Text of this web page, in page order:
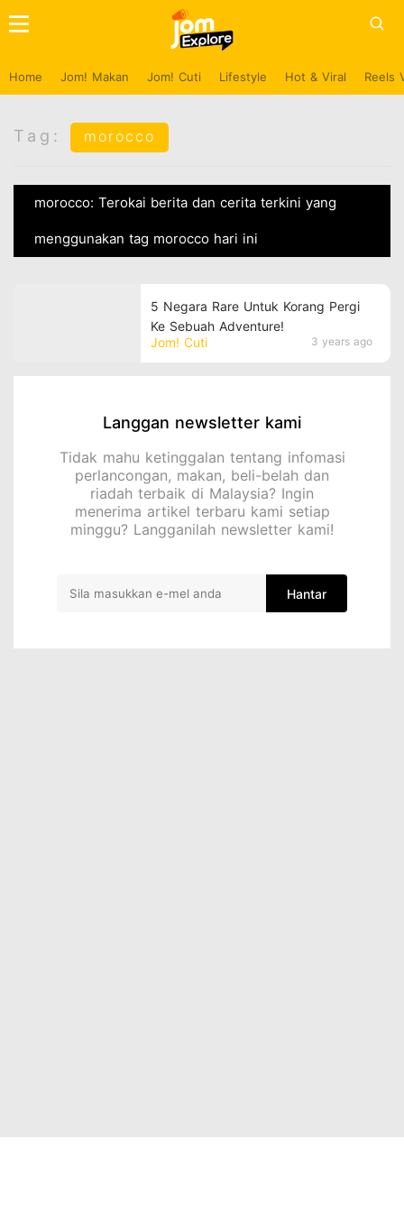
Home Jom! Makan Jom! Cuti Lifestyle Hot & Viral Reels
Tag: morocco
morocco: Terokai berita dan cerita terkini yang
menggunakan tag morocco hari ini
Jom! Cuti 3 years ago
5 Negara Rare Untuk Korang Pergi
Ke Sebuah Adventure!
Langgan newsletter kami
Tidak mahu ketinggalan tentang infomasi
perlancongan, makan, beli-belah dan
riadah terbaik di Malaysia? Ingin
menerima artikel terbaru kami setiap
minggu? Langganilah newsletter kami!
Hantar